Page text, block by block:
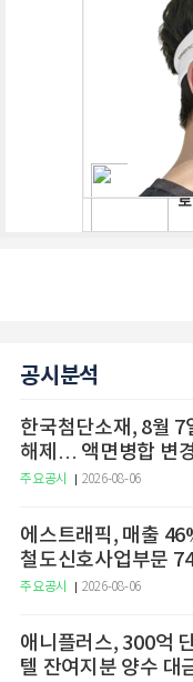
공시분석
한국첨단소재, 8월 7
해제… 액면병합 변
주요공시 2026-08-06
에스트래픽, 매출
철도신호사업부문
주요공시 2026-08-06
애니플러스, 300억
텔 잔여지분 양수 대